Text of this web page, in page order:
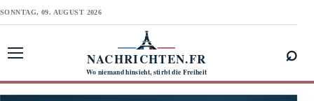
SONNTAG, 09. AUGUST 2026
NACHRICHTEN.FR
Wo niemand hinsieht, stirbt die Freiheit
⌕